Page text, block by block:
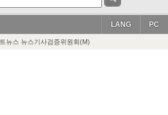
PC
LANG
뉴스 뉴스기사검증위원회(M)